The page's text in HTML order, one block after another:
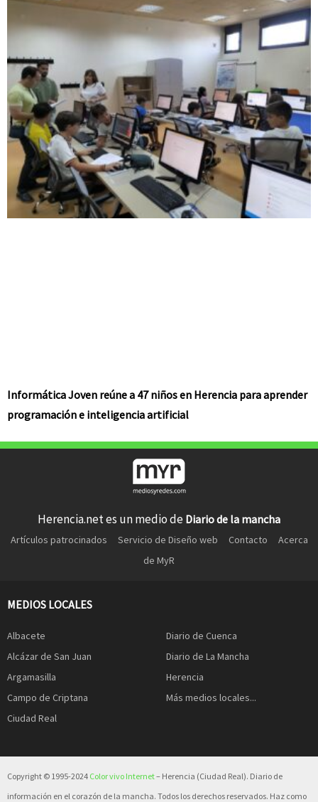
Informática Joven reúne a 47 niños en Herencia para aprender
programación e inteligencia artificial
Herencia.net es un medio de Diario de la mancha
Artículos patrocinados Servicio de Diseño web Contacto
Acerca
de MyR
MEDIOS LOCALES
Albacete
Alcázar de San Juan
Argamasilla
Campo de Criptana
Ciudad Real
Diario de Cuenca
Diario de La Mancha
Herencia
Más medios locales...
Copyright © 1995-2024 Color vivo Internet– Herencia (Ciudad Real). Diario de
información en el corazón de la mancha. Todos los derechos reservados. Haz como